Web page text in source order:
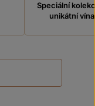
Speciální
unikátní vína